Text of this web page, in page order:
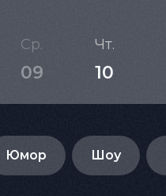
Ср.
09
Чт.
10
Юмор Шоу